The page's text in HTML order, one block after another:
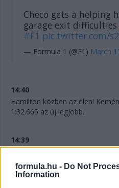
formula.hu - Do Not
Information
Checo gets a helping
garage exit difficulties
#F1 pic.twitter.com/
— Formula 1 (@F1) March
14:40
Hamilton közben az élen!
1:32.665 az új legjobb.
14:39
Érdekesség egyébként, ami
csapatot ugyan egy sörmárka